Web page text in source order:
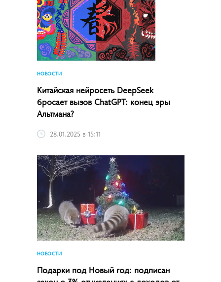
НОВОСТИ
Китайская нейросеть DeepSeek
бросает вызов ChatGPT: конец эры
Альтмана?
28.01.2025 в 15:11
НОВОСТИ
Подарки под Новый год: подписан